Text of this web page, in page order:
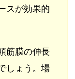
スが効果的
筋膜の伸長
しょう。場